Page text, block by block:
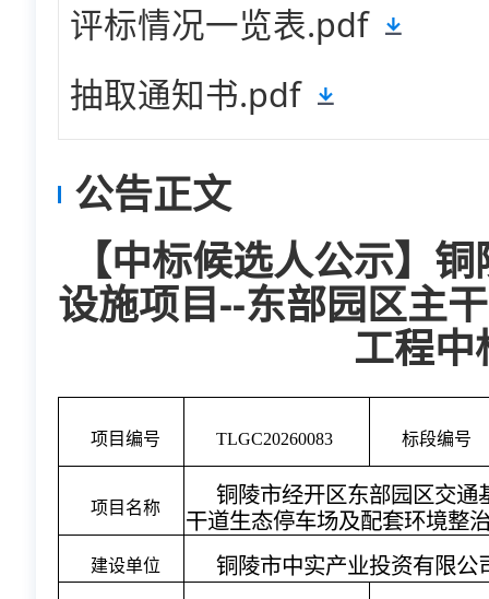
评标情况一览表.pdf
抽取通知书.pdf
公告正文
【中标候选人公示】
设施项目--东部园区主
工程
项目编号 TLGC20260083 标段编号
项目名称
铜陵市经开区东部园区交通
干道生态停车场及配套环境整
建设单位 铜陵市中实产业投资有限公